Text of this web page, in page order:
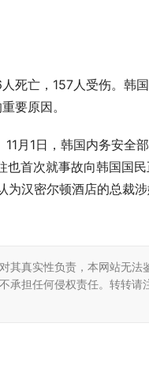
死亡，157人受伤。韩
要原因。
月1日，韩国内务安全部
也首次就事故向韩国国民
为汉密尔顿酒店的总裁
其真实性负责，本网站无法
承担任何侵权责任。转转请